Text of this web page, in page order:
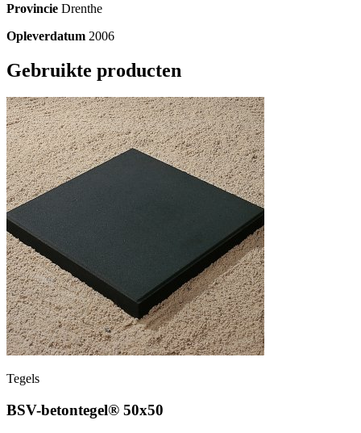
Provincie Drenthe
Opleverdatum 2006
Gebruikte producten
Tegels
BSV-betontegel® 50x50